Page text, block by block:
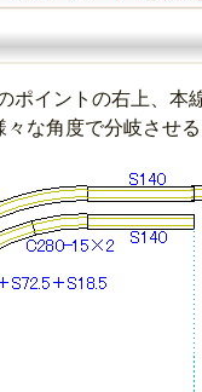
ポイントの右上、本
な角度で分岐させ